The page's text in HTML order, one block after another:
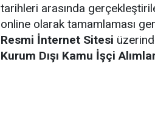
tarihleri arasında
online olarak tamamlaması
Resmi İnternet Sitesi
Kurum Dışı Kamu İşçi